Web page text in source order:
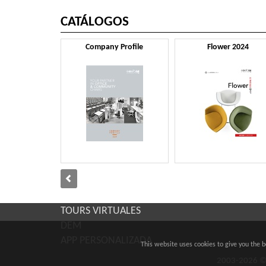
CATÁLOGOS
Company Profile Flower 2024
TOURS VIRTUALES
APP PERSONALIZADA
2003-2026
This website uses cookies to give you the